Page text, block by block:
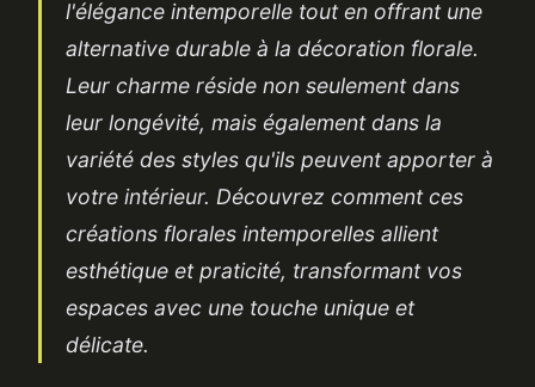
l'élégance intemporelle tout en offrant une
alternative durable à la décoration florale.
Leur charme réside non seulement dans
leur longévité, mais également dans la
variété des styles qu'ils peuvent apporter à
votre intérieur. Découvrez comment ces
créations florales intemporelles allient
esthétique et praticité, transformant vos
espaces avec une touche unique et
délicate.